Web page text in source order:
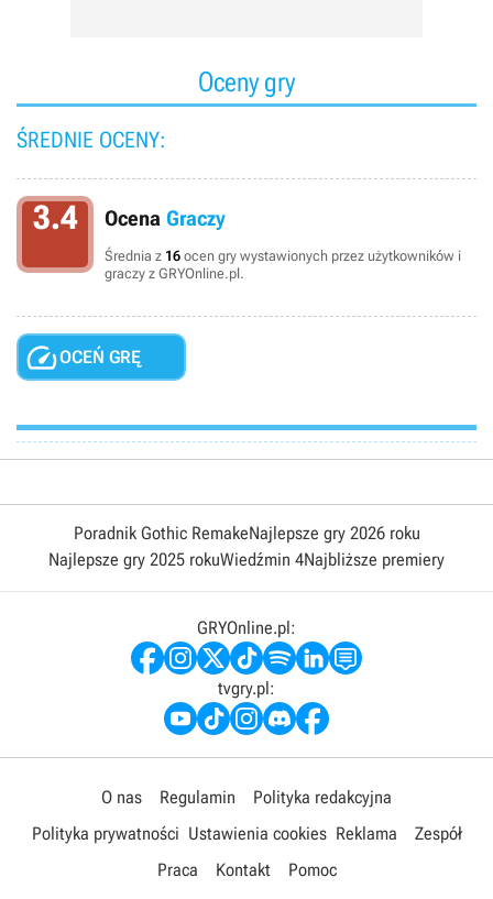
Oceny gry
ŚREDNIE OCENY:
3.4 Ocena Graczy
Średnia z 16 ocen gry wystawionych przez użytkowników i
graczy z GRYOnline.pl.
OCEŃ GRĘ
Poradnik Gothic RemakeNajlepsze gry 2026 roku
Najlepsze gry 2025 rokuWiedźmin 4Najbliższe premiery
GRYOnline.pl:
tvgry.pl:
O nas Regulamin
Polityka redakcyjna
Polityka prywatności Ustawienia cookies Reklama
Zespół
Praca
Kontakt Pomoc